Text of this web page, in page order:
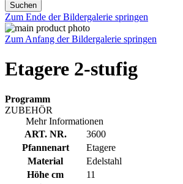
Suchen
Zum Ende der Bildergalerie springen
Zum Anfang der Bildergalerie springen
Etagere 2-stufig
Programm
ZUBEHÖR
Mehr Informationen
ART. NR.
3600
Pfannenart
Etagere
Material
Edelstahl
Höhe cm
11